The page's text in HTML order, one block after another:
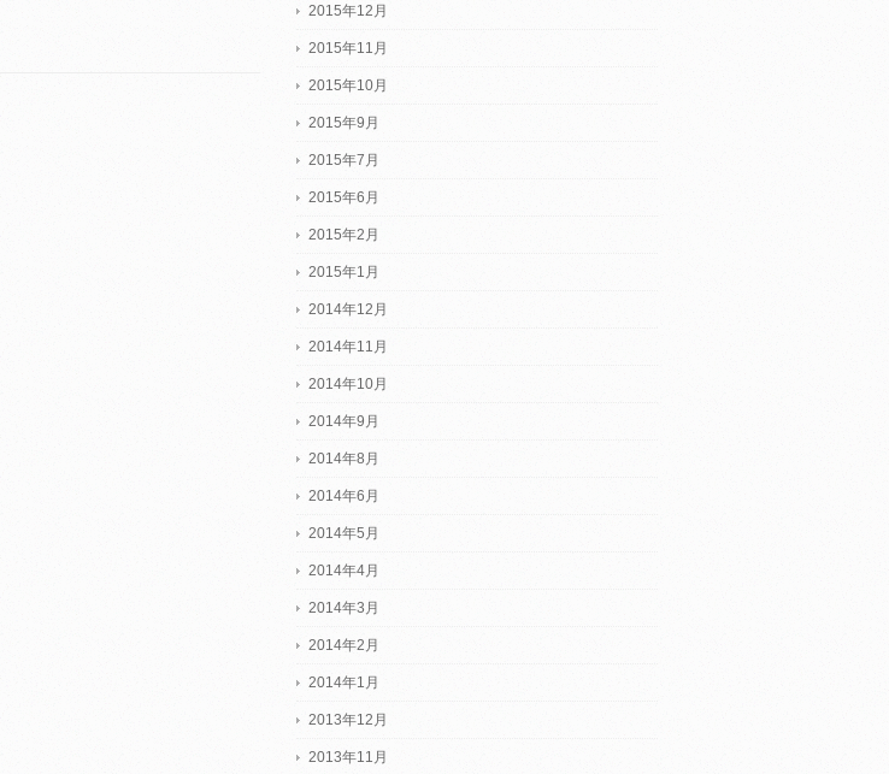
2015年12月
2015年11月
2015年10月
2015年9月
2015年7月
2015年6月
2015年2月
2015年1月
2014年12月
2014年11月
2014年10月
2014年9月
2014年8月
2014年6月
2014年5月
2014年4月
2014年3月
2014年2月
2014年1月
2013年12月
2013年11月